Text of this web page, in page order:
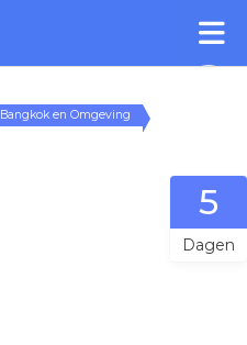
Bangkok en Omgeving
5
Dagen